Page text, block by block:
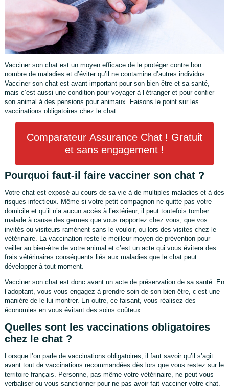
Vacciner son chat est un moyen efficace de le protéger contre bon
nombre de maladies et d’éviter qu’il ne contamine d’autres individus.
Vacciner son chat est avant important pour son bien-être et sa santé,
mais c’est aussi une condition pour voyager à l’étranger et pour confier
son animal à des pensions pour animaux. Faisons le point sur les
vaccinations obligatoires chez le chat.
Comparateur Assurance Chat ! Gratuit
et sans engagement !
Pourquoi faut-il faire vacciner son chat ?
Votre chat est exposé au cours de sa vie à de multiples maladies et à des
risques infectieux. Même si votre petit compagnon ne quitte pas votre
domicile et qu’il n’a aucun accès à l’extérieur, il peut toutefois tomber
malade à cause des germes que vous rapportez chez vous, que vos
invités ou visiteurs ramènent sans le vouloir, ou lors des visites chez le
vétérinaire. La vaccination reste le meilleur moyen de prévention pour
veiller au bien-être de votre animal et c’est un acte qui vous évitera des
frais vétérinaires conséquents liés aux maladies que le chat peut
développer à tout moment.
Vacciner son chat est donc avant un acte de préservation de sa santé. En
l’adoptant, vous vous engagez à prendre soin de son bien-être, c’est une
manière de le lui montrer. En outre, ce faisant, vous réalisez des
économies en vous évitant des soins coûteux.
Quelles sont les vaccinations obligatoires
chez le chat ?
Lorsque l’on parle de vaccinations obligatoires, il faut savoir qu’il s’agit
avant tout de vaccinations recommandées dès lors que vous restez sur le
territoire français. Personne, pas même votre vétérinaire, ne peut vous
verbaliser ou vous sanctionner pour ne pas avoir fait vacciner votre chat.